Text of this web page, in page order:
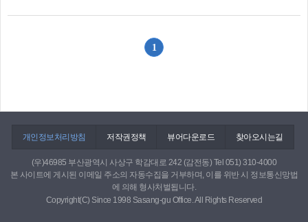
1
개인정보처리방침 저작권정책 뷰어다운로드 찾아오시는길
(우)46985 부산광역시 사상구 학감대로 242 (감전동) Tel 051) 310-4000
본 사이트에 게시된 이메일 주소의 자동수집을 거부하며, 이를 위반 시 정보통신망법
에 의해 형사처벌됩니다.
Copyright(C) Since 1998 Sasang-gu Office. All Rights Reserved